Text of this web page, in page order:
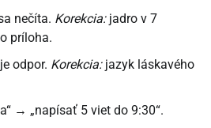
nečíta. Korekcia:jadro v 7
príloha.
odpor. Korekcia:jazyk láskavého
→ „napísať 5 viet do 9:30“.